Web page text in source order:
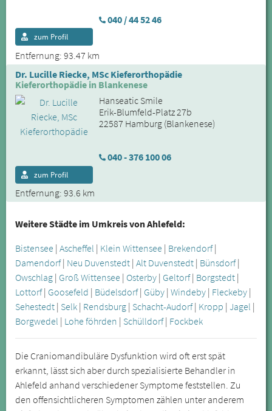
040 / 44 52 46
Entfernung: 93.47 km
zum Profil
Dr. Lucille Riecke, MSc Kieferorthopädie
Kieferorthopädie in Blankenese
Hanseatic Smile
Erik-Blumfeld-Platz 27b
22587 Hamburg (Blankenese)
040 - 376 100 06
Entfernung: 93.6 km
zum Profil
Weitere Städte im Umkreis von Ahlefeld:
Bistensee | Ascheffel | Klein Wittensee | Brekendorf|
Damendorf| Neu Duvenstedt | Alt Duvenstedt | Bünsdorf|
Owschlag | Groß Wittensee | Osterby | Geltorf| Borgstedt |
Lottorf| Goosefeld | Büdelsdorf| Güby | Windeby | Fleckeby |
Sehestedt | Selk | Rendsburg | Schacht-Audorf| Kropp | Jagel |
Borgwedel | Lohe föhrden | Schülldorf| Fockbek
Die Craniomandibuläre Dysfunktion wird oft erst spät
erkannt, lässt sich aber durch spezialisierte Behandler in
Ahlefeld anhand verschiedener Symptome feststellen. Zu
den offensichtlicheren Symptomen zählen unter anderem